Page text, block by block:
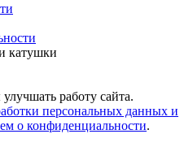
катушки
работу сайта.
персональных данных и
о конфиденциальности.